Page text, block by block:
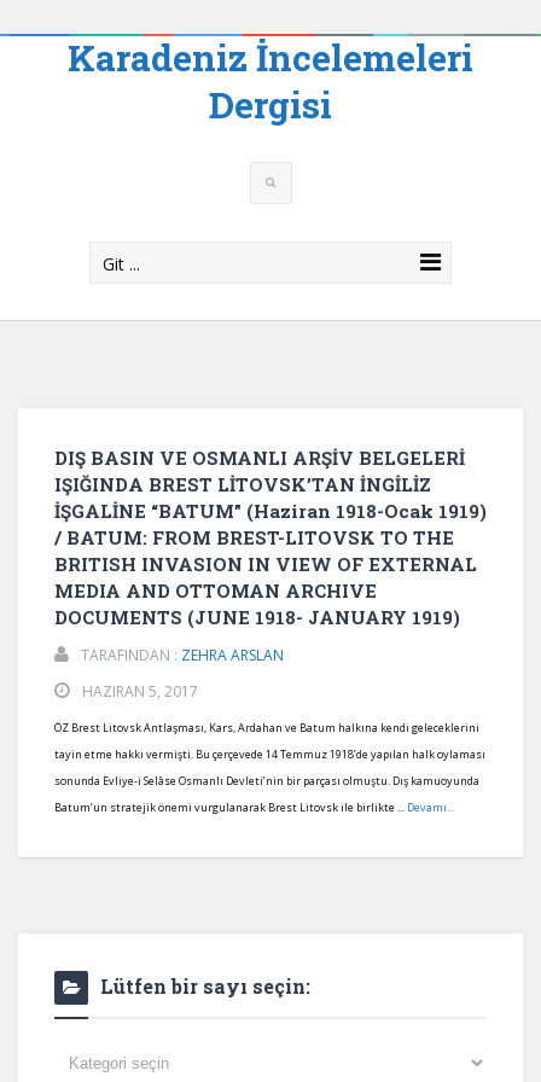
Karadeniz İncelemeleri
Dergisi
Git ...
DIŞ BASIN VE OSMANLI ARŞİV BELGELERİ
IŞIĞINDA BREST LİTOVSK’TAN İNGİLİZ
İŞGALİNE “BATUM” (Haziran 1918-Ocak 1919)
/ BATUM: FROM BREST-LITOVSK TO THE
BRITISH INVASION IN VIEW OF EXTERNAL
MEDIA AND OTTOMAN ARCHIVE
DOCUMENTS (JUNE 1918- JANUARY 1919)
TARAFINDAN : ZEHRA ARSLAN
HAZIRAN 5, 2017
ÖZ Brest Litovsk Antlaşması, Kars, Ardahan ve Batum halkına kendi geleceklerini
tayin etme hakkı vermişti. Bu çerçevede 14 Temmuz 1918’de yapılan halk oylaması
sonunda Evliye-i Selâse Osmanlı Devleti’nin bir parçası olmuştu. Dış kamuoyunda
Batum’un stratejik önemi vurgulanarak Brest Litovsk ile birlikte ... Devamı...
Lütfen bir sayı seçin:
Lütfen